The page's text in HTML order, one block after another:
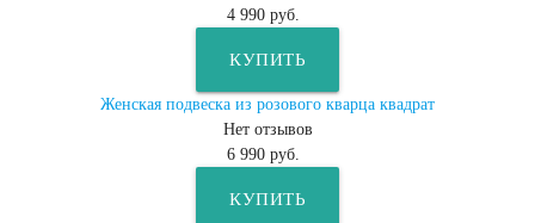
4 990 руб.
КУПИТЬ
Женская подвеска из розового кварца квадрат
Нет отзывов
6 990 руб.
КУПИТЬ